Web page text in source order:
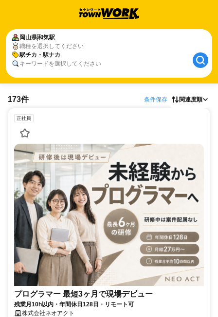
岡山県和気駅
職種を選択してください
駅チカ・駅ナカ
キーワードを選択してください
173件 条件保存 関連度順
正社員
プログラマー 最短3ヶ月で現場デビュー
残業月10h以内・年間休日128日・リモート可
株式会社ネオアクト